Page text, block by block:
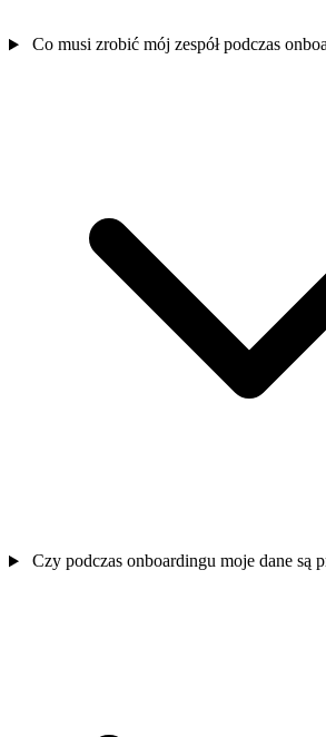
Co musi zrobić mój zespół podczas
Czy podczas onboardingu moje dane są